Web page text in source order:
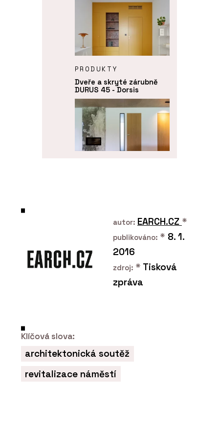
PRODUKTY
Dveře a skryté zárubně
DURUS 45 - Dorsis
autor: EARCH.CZ *
publikováno: * 8. 1.
2016
zdroj: * Tisková
zpráva
Klíčová slova:
architektonická soutěž
revitalizace náměstí